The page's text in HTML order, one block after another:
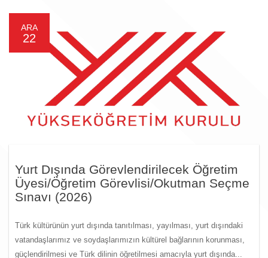
ARA
22
Yurt Dışında Görevlendirilecek Öğretim
Üyesi/Öğretim Görevlisi/Okutman Seçme
Sınavı (2026)
Türk kültürünün yurt dışında tanıtılması, yayılması, yurt dışındaki
vatandaşlarımız ve soydaşlarımızın kültürel bağlarının korunması,
güçlendirilmesi ve Türk dilinin öğretilmesi amacıyla yurt dışında...